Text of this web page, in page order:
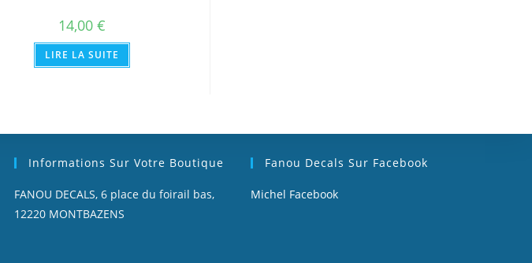
14,00 €
LIRE LA SUITE
Informations Sur Votre Boutique
FANOU DECALS, 6 place du foirail bas,
12220 MONTBAZENS
Fanou Decals Sur Facebook
Michel Facebook